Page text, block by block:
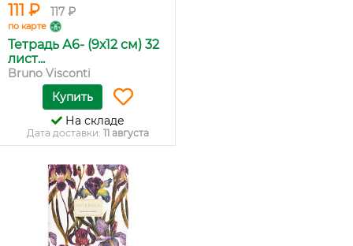
111 ₽ 117 ₽
по карте
Тетрадь А6- (9х12 см) 32
лист...
Bruno Visconti
Купить
На складе
Дата доставки: 11 августа